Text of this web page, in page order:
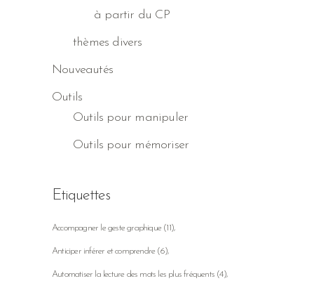
à partir du CP
thèmes divers
Nouveautés
Outils
Outils pour manipuler
Outils pour mémoriser
Etiquettes
Accompagner le geste graphique(11)
Anticiper inférer et comprendre(6)
Automatiser la lecture des mots les plus fréquents (4)